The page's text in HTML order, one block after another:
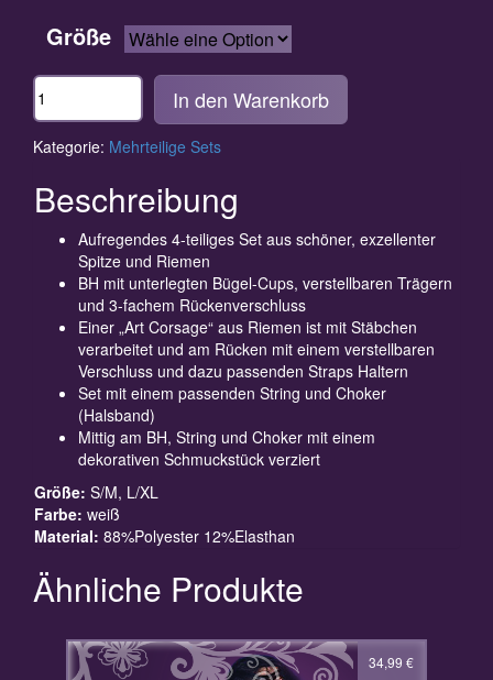
Größe
Anzahl In den Warenkorb
Kategorie: Mehrteilige Sets
Beschreibung
Aufregendes 4-teiliges Set aus schöner, exzellenter
Spitze und Riemen
BH mit unterlegten Bügel-Cups, verstellbaren Trägern
und 3-fachem Rückenverschluss
Einer „Art Corsage“ aus Riemen ist mit Stäbchen
verarbeitet und am Rücken mit einem verstellbaren
Verschluss und dazu passenden Straps Haltern
Set mit einem passenden String und Choker
(Halsband)
Mittig am BH, String und Choker mit einem
dekorativen Schmuckstück verziert
Größe: S/M, L/XL
Farbe: weiß
Material: 88%Polyester 12%Elasthan
Ähnliche Produkte
34,99 €